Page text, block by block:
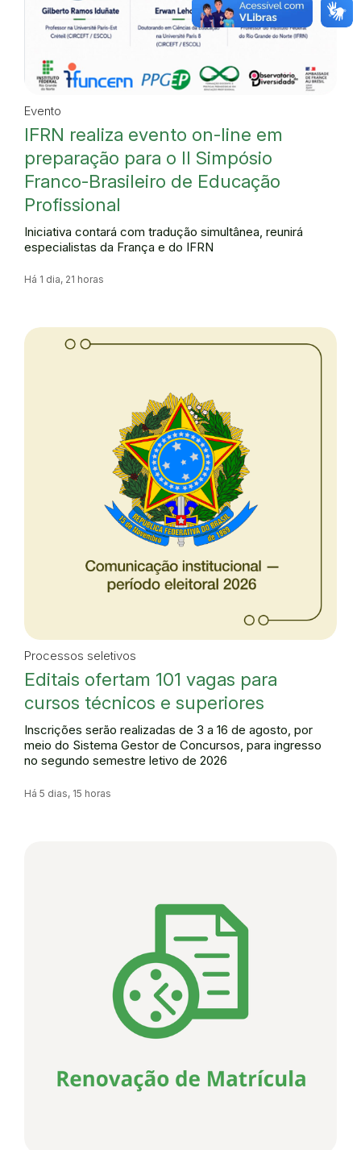
Evento
IFRN realiza evento on-line em
preparação para o II Simpósio
Franco-Brasileiro de Educação
Profissional
Iniciativa contará com tradução simultânea, reunirá
especialistas da França e do IFRN
Há 1 dia, 21 horas
Processos seletivos
Editais ofertam 101 vagas para
cursos técnicos e superiores
Inscrições serão realizadas de 3 a 16 de agosto, por
meio do Sistema Gestor de Concursos, para ingresso
no segundo semestre letivo de 2026
Há 5 dias, 15 horas